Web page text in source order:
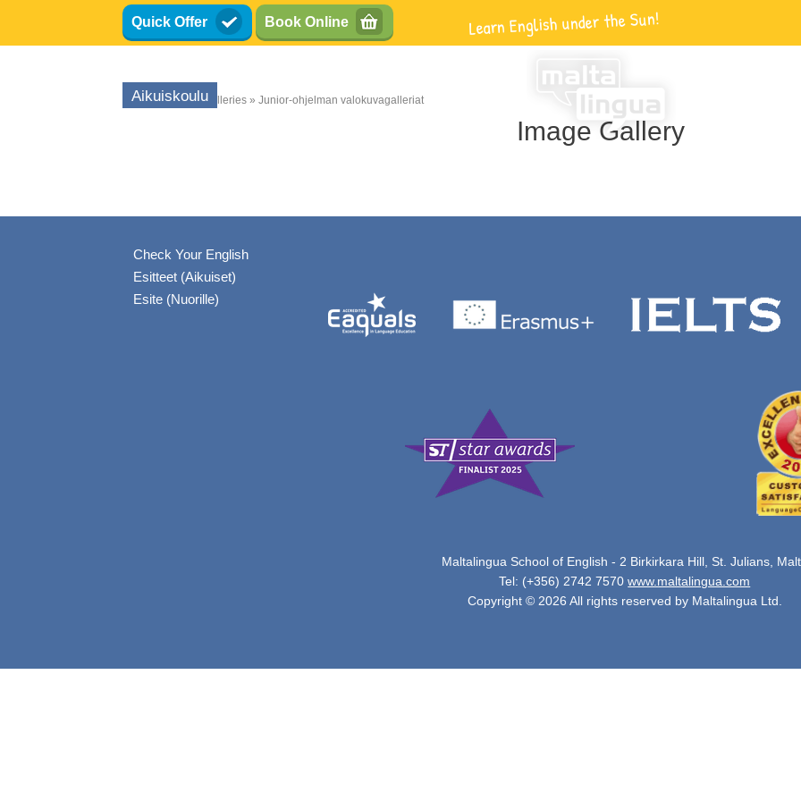
Quick Offer Book Online Learn English under the Sun!
Aikuiskoulu
Etusivu school galleries Junior-ohjelman valokuvagalleriat
Image Gallery
Check Your English
Esitteet (Aikuiset)
Esite (Nuorille)
Maltalingua School of English - 2 Birkirkara Hill, St. Julians,
Tel: (+356) 2742 7570www.maltalingua.com
Copyright © 2026 All rights reserved by Maltalingua Ltd.